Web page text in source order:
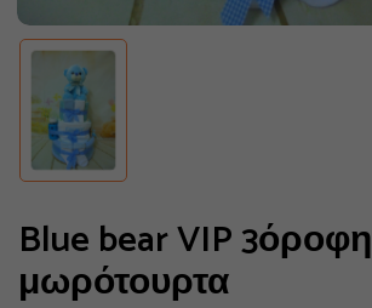
Blue bear VIP 3όροφη
μωρότουρτα